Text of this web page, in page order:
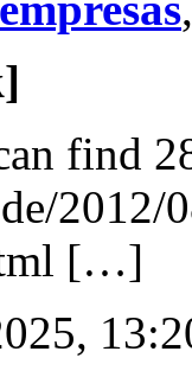
find
[…]